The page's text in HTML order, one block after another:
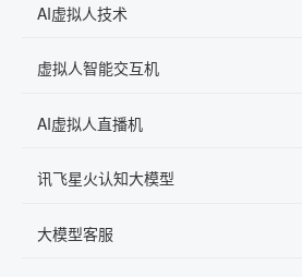
AI虚拟人技术
虚拟人智能交互机
AI虚拟人直播机
讯飞星火认知大模型
大模型客服